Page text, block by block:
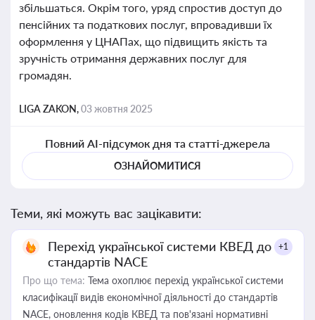
збільшаться. Окрім того, уряд спростив доступ до
пенсійних та податкових послуг, впровадивши їх
оформлення у ЦНАПах, що підвищить якість та
зручність отримання державних послуг для
громадян.
LIGA ZAKON,03 жовтня 2025
Повний AI-підсумок дня та статті-джерела
ОЗНАЙОМИТИСЯ
Теми, які можуть вас зацікавити:
Перехід української системи КВЕД до
стандартів NACE
+1
Про що тема: Тема охоплює перехід української системи
класифікації видів економічної діяльності до стандартів
NACE, оновлення кодів КВЕД та пов'язані нормативні